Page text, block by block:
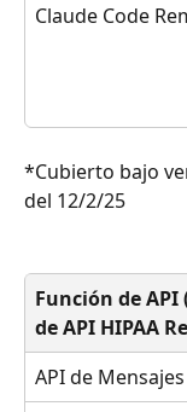
Claude Code
*Cubierto bajo
del 12/2/25
Función de
de API HIPAA
API de Mensajes